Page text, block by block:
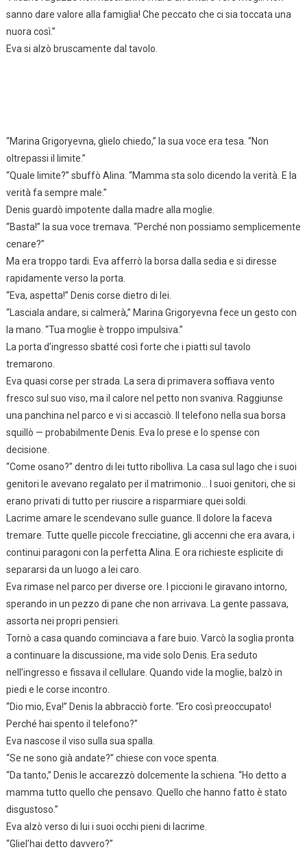
sanno dare valore alla famiglia! Che peccato che ci sia toccata una
nuora così.”
Eva si alzò bruscamente dal tavolo.
“Marina Grigoryevna, glielo chiedo,” la sua voce era tesa. “Non
oltrepassi il limite.”
“Quale limite?” sbuffò Alina. “Mamma sta solo dicendo la verità. E la
verità fa sempre male.”
Denis guardò impotente dalla madre alla moglie.
“Basta!” la sua voce tremava. “Perché non possiamo semplicemente
cenare?”
Ma era troppo tardi. Eva afferrò la borsa dalla sedia e si diresse
rapidamente verso la porta.
“Eva, aspetta!” Denis corse dietro di lei.
“Lasciala andare, si calmerà,” Marina Grigoryevna fece un gesto con
la mano. “Tua moglie è troppo impulsiva.”
La porta d’ingresso sbatté così forte che i piatti sul tavolo
tremarono.
Eva quasi corse per strada. La sera di primavera soffiava vento
fresco sul suo viso, ma il calore nel petto non svaniva. Raggiunse
una panchina nel parco e vi si accasciò. Il telefono nella sua borsa
squillò — probabilmente Denis. Eva lo prese e lo spense con
decisione.
“Come osano?” dentro di lei tutto ribolliva. La casa sul lago che i suoi
genitori le avevano regalato per il matrimonio… I suoi genitori, che si
erano privati di tutto per riuscire a risparmiare quei soldi.
Lacrime amare le scendevano sulle guance. Il dolore la faceva
tremare. Tutte quelle piccole frecciatine, gli accenni che era avara, i
continui paragoni con la perfetta Alina. E ora richieste esplicite di
separarsi da un luogo a lei caro.
Eva rimase nel parco per diverse ore. I piccioni le giravano intorno,
sperando in un pezzo di pane che non arrivava. La gente passava,
assorta nei propri pensieri.
Tornò a casa quando cominciava a fare buio. Varcò la soglia pronta
a continuare la discussione, ma vide solo Denis. Era seduto
nell’ingresso e fissava il cellulare. Quando vide la moglie, balzò in
piedi e le corse incontro.
“Dio mio, Eva!” Denis la abbracciò forte. “Ero così preoccupato!
Perché hai spento il telefono?”
Eva nascose il viso sulla sua spalla.
“Se ne sono già andate?” chiese con voce spenta.
“Da tanto,” Denis le accarezzò dolcemente la schiena. “Ho detto a
mamma tutto quello che pensavo. Quello che hanno fatto è stato
disgustoso.”
Eva alzò verso di lui i suoi occhi pieni di lacrime.
“Gliel’hai detto davvero?”